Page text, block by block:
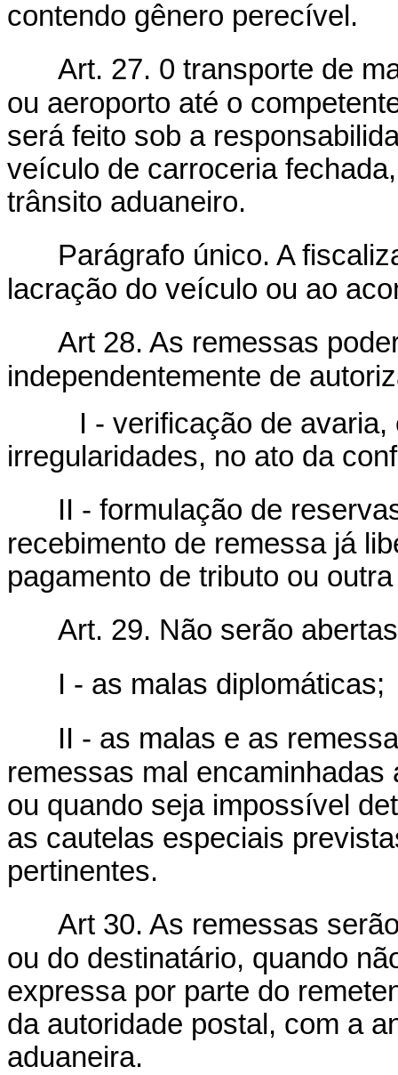
contendo gênero perecível.
Art. 27. 0 transporte de
ou aeroporto até o
será feito sob a
veículo de carroceria
trânsito aduaneiro.
Parágrafo único. A
lacração do veículo ou ao
Art 28. As remessas
independentemente de
I - verificação de avaria,
irregularidades, no ato da
II - formulação de
recebimento de remessa já
pagamento de tributo ou
Art. 29. Não serão
I - as malas diplomáticas;
II - as malas e as
remessas mal
ou quando seja impossível
as cautelas especiais
pertinentes.
Art 30. As remessas
ou do destinatário, quando
expressa por parte do
da autoridade postal, com a
aduaneira.